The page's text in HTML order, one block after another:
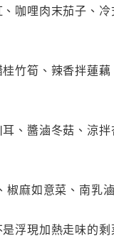
、咖哩肉末茄子、
桂竹筍、辣香拌蓮
耳、醬滷冬菇、涼
椒麻如意菜、南
浮現加熱走味的